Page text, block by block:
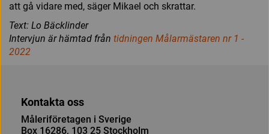
att gå vidare med, säger Mikael och skrattar.
Text: Lo Bäcklinder
Intervjun är hämtad från tidningen Målarmästaren nr 1 -
2022
Kontakta oss
Måleriföretagen i Sverige
Box 16286, 103 25 Stockholm